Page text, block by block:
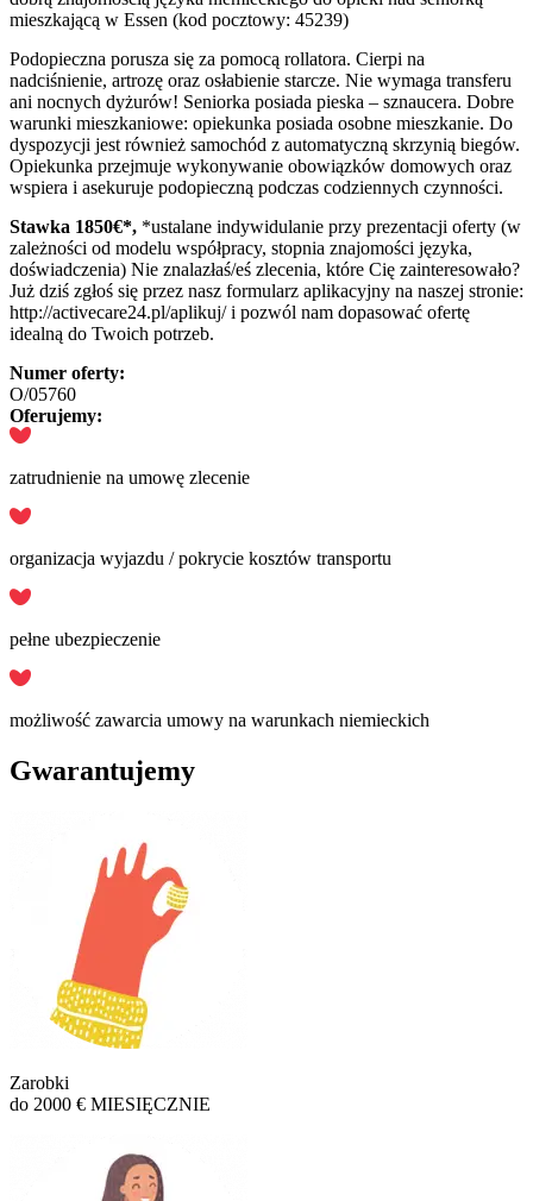
mieszkającą w Essen (kod pocztowy: 45239)
Podopieczna porusza się za pomocą rollatora. Cierpi na
nadciśnienie, artrozę oraz osłabienie starcze. Nie wymaga transferu
ani nocnych dyżurów! Seniorka posiada pieska – sznaucera. Dobre
warunki mieszkaniowe: opiekunka posiada osobne mieszkanie. Do
dyspozycji jest również samochód z automatyczną skrzynią biegów.
Opiekunka przejmuje wykonywanie obowiązków domowych oraz
wspiera i asekuruje podopieczną podczas codziennych czynności.
Stawka 1850€*, *ustalane indywidulanie przy prezentacji oferty (w
zależności od modelu współpracy, stopnia znajomości języka,
doświadczenia) Nie znalazłaś/eś zlecenia, które Cię zainteresowało?
Już dziś zgłoś się przez nasz formularz aplikacyjny na naszej stronie:
http://activecare24.pl/aplikuj/ i pozwól nam dopasować ofertę
idealną do Twoich potrzeb.
Numer oferty:
O/05760
Oferujemy:
zatrudnienie na umowę zlecenie
organizacja wyjazdu / pokrycie kosztów transportu
pełne ubezpieczenie
możliwość zawarcia umowy na warunkach niemieckich
Gwarantujemy
Zarobki
do 2000 € MIESIĘCZNIE